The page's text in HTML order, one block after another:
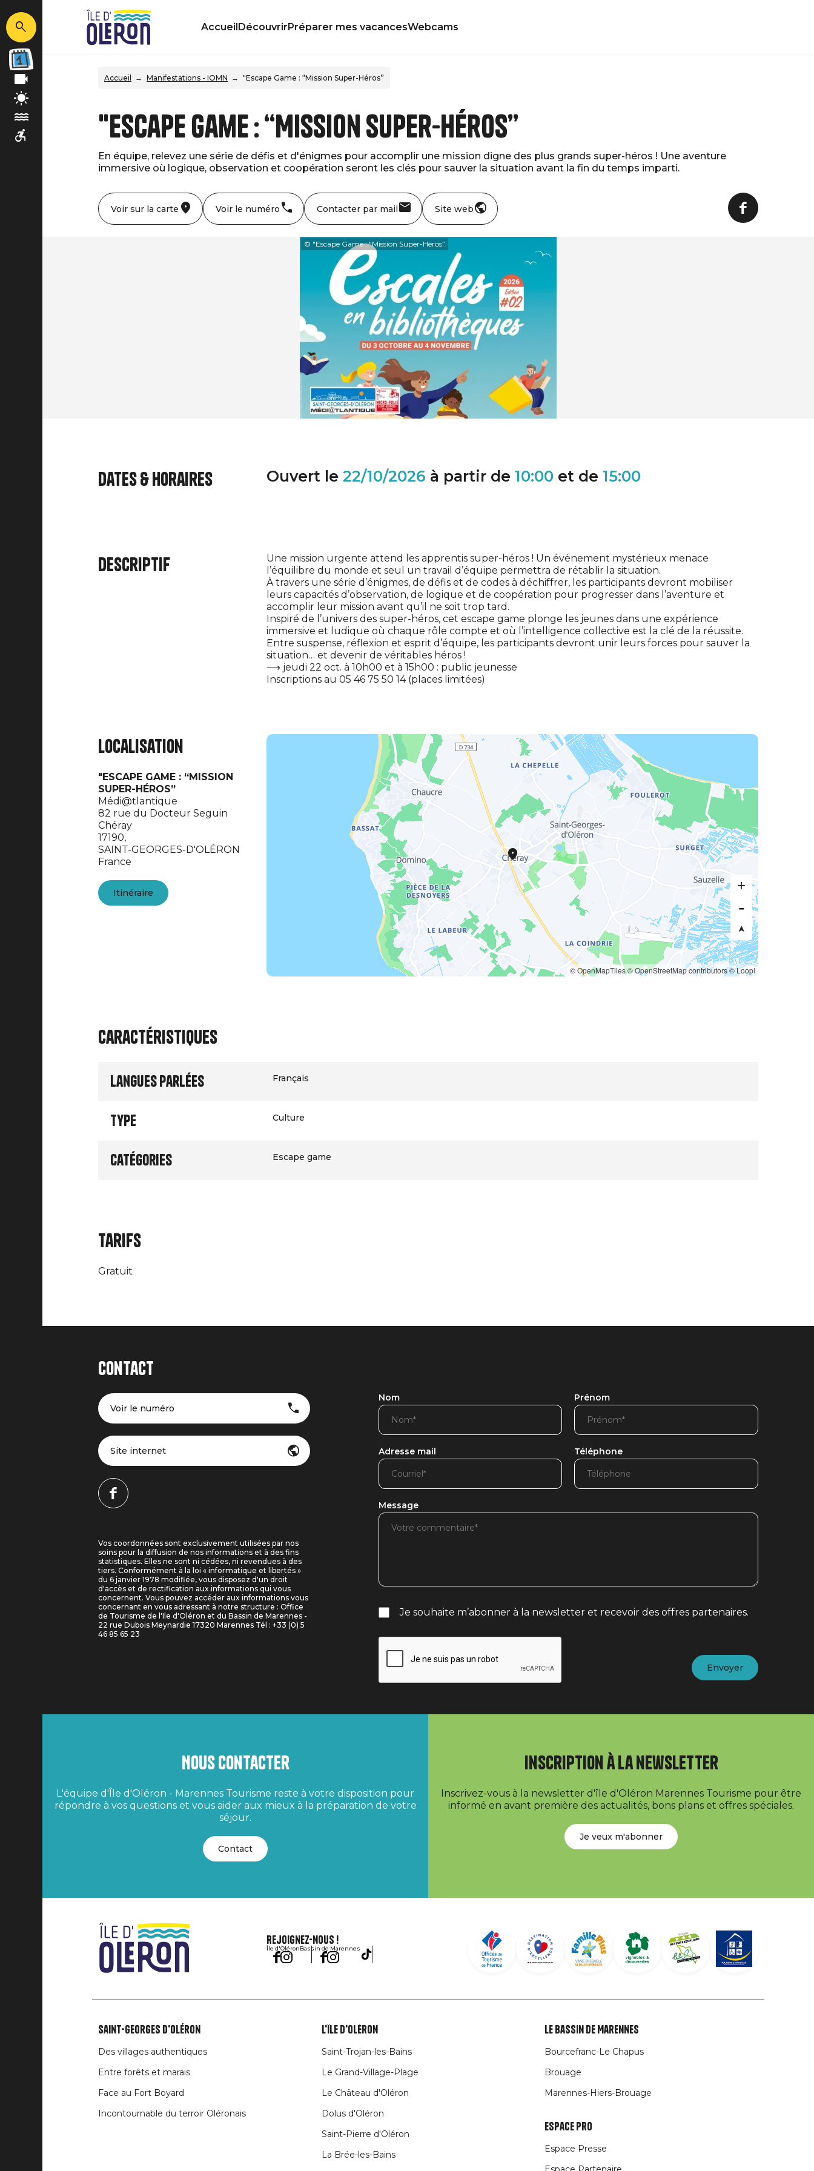
AccueilDécouvrirPréparer mes vacancesWebcams
Accueil Manifestations - IOMN "Escape Game : “Mission Super-Héros”
"Escape Game : “Mission Super-Héros”
En équipe, relevez une série de défis et d'énigmes pour accomplir une mission digne des plus grands super-héros ! Une aventure
immersive où logique, observation et coopération seront les clés pour sauver la situation avant la fin du temps imparti.
Voir sur la carte Voir le numéro Contacter par mail Site web
© "Escape Game : “Mission Super-Héros”
Dates & horaires Ouvert le 22/10/2026 à partir de 10:00et de 15:00
Descriptif
Une mission urgente attend les apprentis super-héros ! Un événement mystérieux menace
l’équilibre du monde et seul un travail d’équipe permettra de rétablir la situation.
À travers une série d’énigmes, de défis et de codes à déchiffrer, les participants devront mobiliser
leurs capacités d’observation, de logique et de coopération pour progresser dans l’aventure et
accomplir leur mission avant qu’il ne soit trop tard.
Inspiré de l’univers des super-héros, cet escape game plonge les jeunes dans une expérience
immersive et ludique où chaque rôle compte et où l’intelligence collective est la clé de la réussite.
Entre suspense, réflexion et esprit d’équipe, les participants devront unir leurs forces pour sauver la
situation… et devenir de véritables héros !
⟶ jeudi 22 oct. à 10h00 et à 15h00 : public jeunesse
Inscriptions au 05 46 75 50 14 (places limitées)
Localisation
"ESCAPE GAME : “MISSION
SUPER-HÉROS”
Médi@tlantique
82 rue du Docteur Seguin
Chéray
17190,
SAINT-GEORGES-D'OLÉRON
France
Itinéraire
© OpenMapTiles© OpenStreetMap contributors© Loopi
Caractéristiques
Langues parlées Français
Type Culture
Catégories Escape game
Tarifs
Gratuit
Contact
Voir le numéro
Site internet
Vos coordonnées sont exclusivement utilisées par nos
soins pour la diffusion de nos informations et à des fins
statistiques. Elles ne sont ni cédées, ni revendues à des
tiers. Conformément à la loi « informatique et libertés »
du 6 janvier 1978 modifiée, vous disposez d'un droit
d'accès et de rectification aux informations qui vous
concernent. Vous pouvez accéder aux informations vous
concernant en vous adressant à notre structure : Office
de Tourisme de l'Ile d'Oléron et du Bassin de Marennes -
22 rue Dubois Meynardie 17320 Marennes Tél : +33 (0) 5
46 85 65 23
Nom Prénom
Adresse mail Téléphone
Message
Je souhaite m’abonner à la newsletter et recevoir des offres partenaires.
Nous contacter
L'équipe d'Île d'Oléron - Marennes Tourisme reste à votre disposition pour
répondre à vos questions et vous aider aux mieux à la préparation de votre
séjour.
Contact
Inscription à la newsletter
Inscrivez-vous à la newsletter d'île d'Oléron Marennes Tourisme pour être
informé en avant première des actualités, bons plans et offres spéciales.
Je veux m'abonner
Rejoignez-nous !
Île d'OléronBassin de Marennes
Liens
rubriques
Saint-Georges d'Oléron
Des villages authentiques
Entre forêts et marais
Face au Fort Boyard
Incontournable du terroir Oléronais
L'île d'Oléron
Saint-Trojan-les-Bains
Le Grand-Village-Plage
Le Château d'Oléron
Dolus d'Oléron
Saint-Pierre d'Oléron
La Brée-les-Bains
Le Bassin de Marennes
Bourcefranc-Le Chapus
Brouage
Marennes-Hiers-Brouage
Espace Pro
Espace Presse